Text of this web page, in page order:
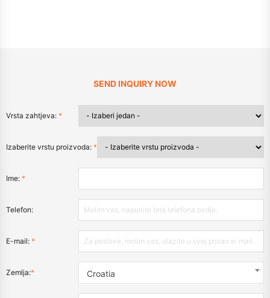
SEND INQUIRY NOW
Vrsta zahtjeva: *
Izaberite vrstu proizvoda: *
Ime: *
Telefon:
E-mail: *
Zemlja:* Croatia